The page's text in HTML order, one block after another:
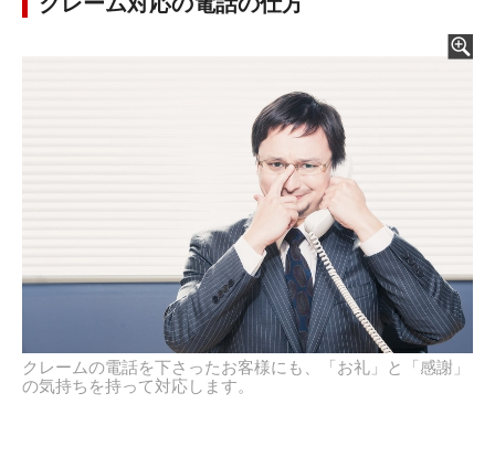
クレームの電話を下さったお客様にも、「お礼」と「感謝」
の気持ちを持って対応します。